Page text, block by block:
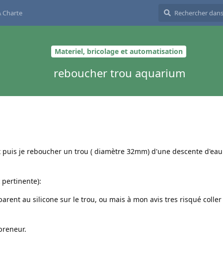
Charte
Materiel, bricolage et automatisation
reboucher trou aquarium
je reboucher un trou ( diamètre 32mm) d'une descente
pertinente):
au silicone sur le trou, ou mais à mon avis tres risqué